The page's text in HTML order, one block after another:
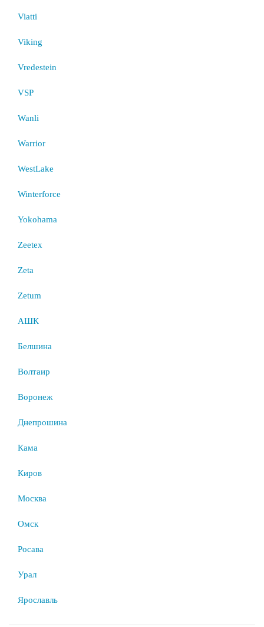
Viatti
Viking
Vredestein
VSP
Wanli
Warrior
WestLake
Winterforce
Yokohama
Zeetex
Zeta
Zetum
АШК
Белшина
Волтаир
Воронеж
Днепрошина
Кама
Киров
Москва
Омск
Росава
Урал
Ярославль